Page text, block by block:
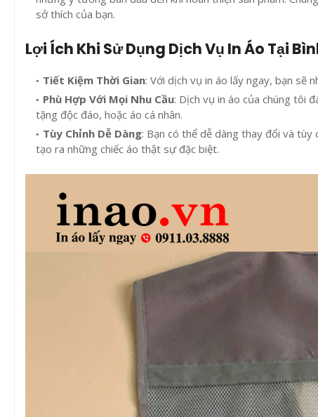
sở thích của bạn.
Lợi Ích Khi Sử Dụng Dịch Vụ In Áo Tại
Tiết Kiệm Thời Gian: Với dịch vụ in áo lấy ngay, bạn sẽ
Phù Hợp Với Mọi Nhu Cầu: Dịch vụ in áo của chúng tôi
tặng độc đáo, hoặc áo cá nhân.
Tùy Chỉnh Dễ Dàng: Bạn có thể dễ dàng thay đổi và tùy
tạo ra những chiếc áo thật sự đặc biệt.